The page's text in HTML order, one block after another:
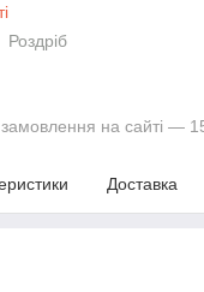
Роздріб
на сайті —
Доставка